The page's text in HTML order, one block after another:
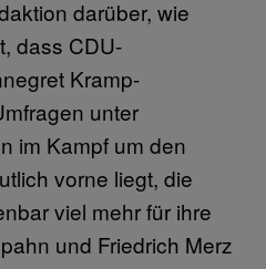
darüber, wie
dass CDU-
Kramp-
unter
im Kampf um den
vorne liegt, die
viel mehr für ihre
und Friedrich Merz